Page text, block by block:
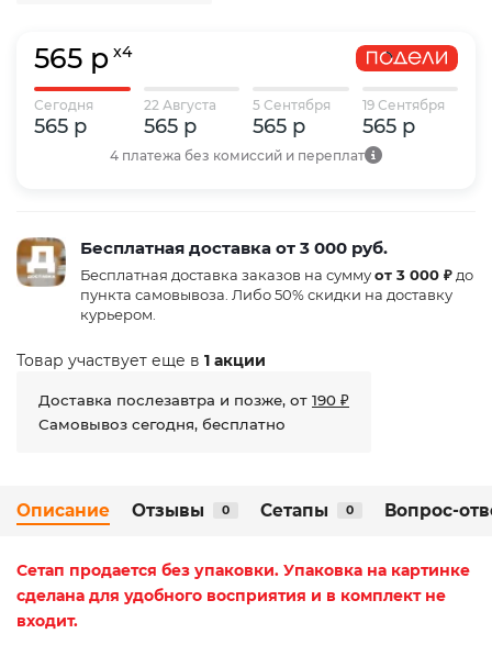
565 р x4
Сегодня
565 р
22 Августа
565 р
5 Сентября
565 р
19 Сентября
565 р
4 платежа без комиссий и переплат
Бесплатная доставка от 3 000 руб.
Бесплатная доставка заказов на суммуот 3 000 ₽ до
пункта самовывоза. Либо 50% скидки на доставку
курьером.
Товар участвует еще в 1 акции
Доставка послезавтра и позже, от 190 ₽
Самовывоз сегодня, бесплатно
Описание Отзывы 0 Сетапы 0 Вопрос-
Сетап продается без упаковки. Упаковка на картинке
сделана для удобного восприятия и в комплект не
входит.